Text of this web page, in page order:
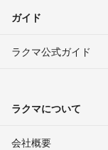
ガイド
ラクマ公式ガイド
ラクマについて
会社概要